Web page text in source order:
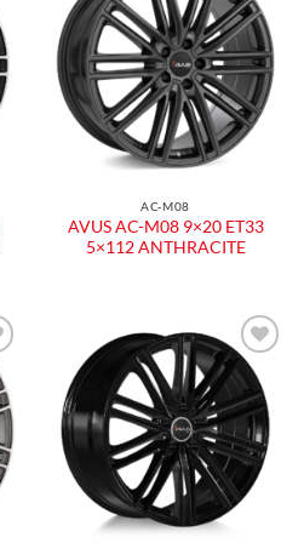
AC-M08
AVUS AC-M08 9×20 ET33
5×112 ANTHRACITE